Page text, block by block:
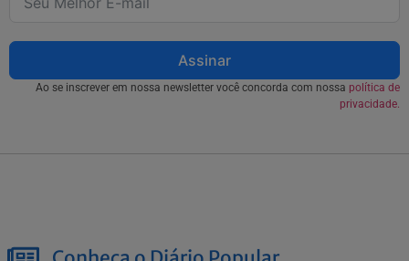
Assinar
Ao se inscrever em nossa newsletter você concorda com nossa política de
privacidade.